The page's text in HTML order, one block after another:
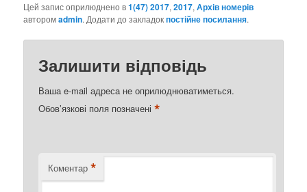
Цей запис оприлюднено в1(47) 2017,2017,Архів номерів
авторомadmin. Додати до закладокпостійне посилання.
Залишити відповідь
Ваша e-mail адреса не оприлюднюватиметься.
Обов’язкові поля позначені*
Коментар *